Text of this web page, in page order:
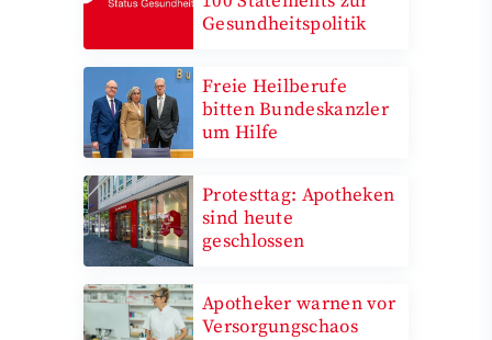
Gesundheitspolitik
Freie Heilberufe
bitten Bundeskanzler
um Hilfe
Protesttag: Apotheken
sind heute
geschlossen
Apotheker warnen vor
Versorgungschaos